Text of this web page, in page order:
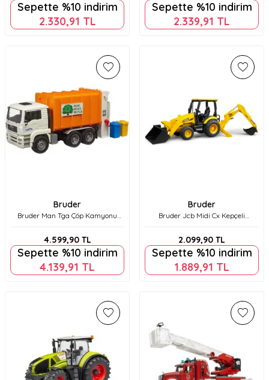
Sepette %10 indirim
2.330,91 TL
Sepette %10 indirim
2.339,91 TL
Bruder
Bruder Man Tga Çöp Kamyonu
4.599,90TL
Sepette %10 indirim
4.139,91 TL
Bruder
Bruder Jcb Midi Cx Kepçeli
2.099,90 TL
Sepette %10 indirim
1.889,91 TL